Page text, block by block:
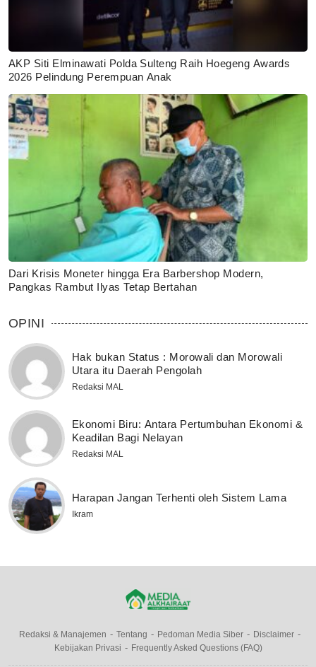
AKP Siti Elminawati Polda Sulteng Raih Hoegeng Awards
2026 Pelindung Perempuan Anak
Dari Krisis Moneter hingga Era Barbershop Modern,
Pangkas Rambut Ilyas Tetap Bertahan
OPINI
Hak bukan Status : Morowali dan Morowali
Utara itu Daerah Pengolah
Redaksi MAL
Ekonomi Biru: Antara Pertumbuhan Ekonomi &
Keadilan Bagi Nelayan
Redaksi MAL
Harapan Jangan Terhenti oleh Sistem Lama
Ikram
Redaksi & Manajemen Tentang Pedoman Media Siber
Disclaimer
Kebijakan Privasi
Frequently Asked Questions (FAQ)